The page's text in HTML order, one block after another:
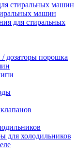
стиральных машин
машин
для стиральных
/ дозаторы порошка
для холодильников